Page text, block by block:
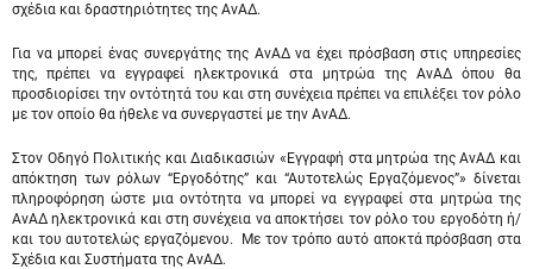
σχέδια και δραστηριότητες της ΑνΑΔ.
Για να μπορεί ένας συνεργάτης της ΑνΑΔ να έχει πρόσβαση στις υπηρεσίες
της, πρέπει να εγγραφεί ηλεκτρονικά στα μητρώα της ΑνΑΔ όπου θα
προσδιορίσει την οντότητά του και στη συνέχεια πρέπει να επιλέξει τον ρόλο
με τον οποίο θα ήθελε να συνεργαστεί με την ΑνΑΔ.
Στον Οδηγό Πολιτικής και Διαδικασιών «Εγγραφή στα μητρώα της ΑνΑΔ και
απόκτηση των ρόλων “Εργοδότης” και “Αυτοτελώς Εργαζόμενος”» δίνεται
πληροφόρηση ώστε μια οντότητα να μπορεί να εγγραφεί στα μητρώα της
ΑνΑΔ ηλεκτρονικά και στη συνέχεια να αποκτήσει τον ρόλο του εργοδότη ή/
και του αυτοτελώς εργαζόμενου. Με τον τρόπο αυτό αποκτά πρόσβαση στα
Σχέδια και Συστήματα της ΑνΑΔ.